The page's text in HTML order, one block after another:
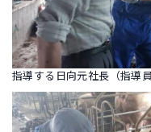
指導する日向元社長（指導員